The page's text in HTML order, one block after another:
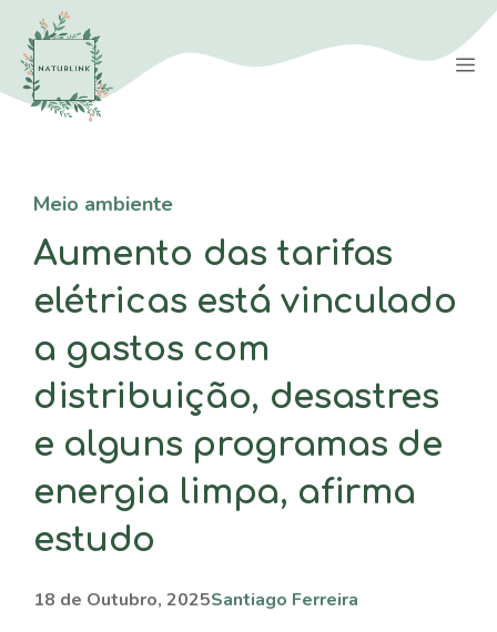
Saltar
para
conteúdo
Meio ambiente
Aumento das tarifas
elétricas está vinculado
a gastos com
distribuição, desastres
e alguns programas de
energia limpa, afirma
estudo
18 de Outubro, 2025Santiago Ferreira